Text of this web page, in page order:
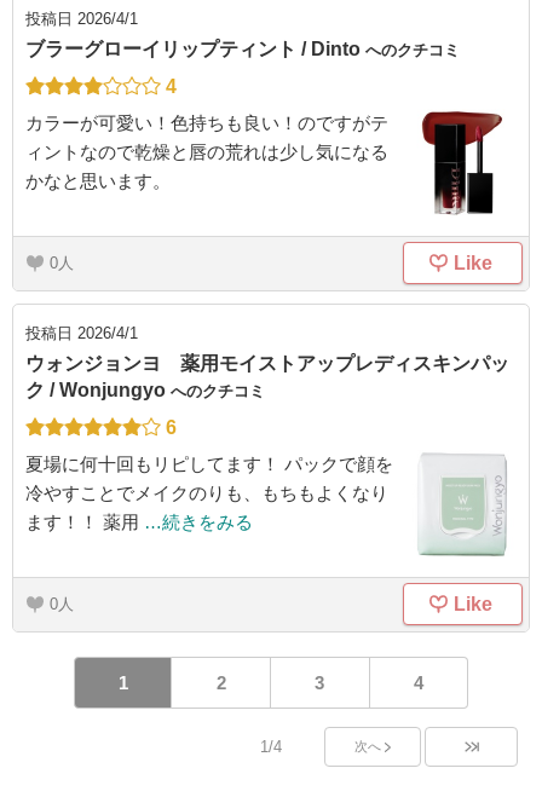
投稿日 2026/4/1
ブラーグローイリップティント / Dinto へのクチコミ
4
カラーが可愛い！色持ちも良い！のですがテ
ィントなので乾燥と唇の荒れは少し気になる
かなと思います。
0 Like
投稿日 2026/4/1
ウォンジョンヨ 薬用モイストアップレディスキンパッ
ク / Wonjungyo へのクチコミ
6
夏場に何十回もリピしてます！ パックで顔を
冷やすことでメイクのりも、もちもよくなり
ます！！ 薬用 …続きをみる
0 Like
1 2 3 4
1/4 次へ